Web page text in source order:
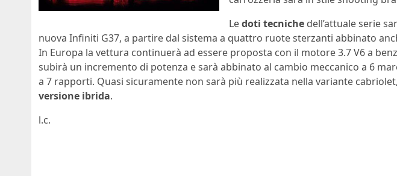
Ledoti tecniche dell’attuale serie
nuova Infiniti G37, a partire dal sistema a quattro ruote sterzanti abbinato
In Europa la vettura continuerà ad essere proposta con il motore 3.7 V6 a
subirà un incremento di potenza e sarà abbinato al cambio meccanico a 6
a 7 rapporti. Quasi sicuramente non sarà più realizzata nella variante
versione ibrida.
l.c.